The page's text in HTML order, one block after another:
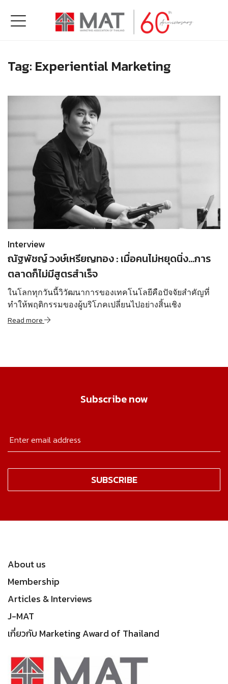
Tag: Experiential Marketing
Read more
Interview
ณัฐพัชญ์ วงษ์เหรียญทอง : เมื่อคนไม่หยุดนิ่ง…การ
ตลาดก็ไม่มีสูตรสำเร็จ
ในโลกทุกวันนี้วิวัฒนาการของเทคโนโลยีคือปัจจัยสำคัญที่
ทำให้พฤติกรรมของผู้บริโภคเปลี่ยนไปอย่างสิ้นเชิง
Read more
Subscribe now
About us
Membership
Articles & Interviews
J-MAT
เกี่ยวกับ Marketing Award of Thailand